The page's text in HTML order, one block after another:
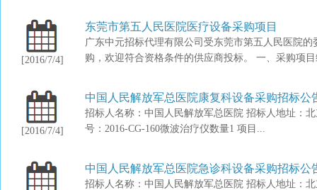
[2016/7/4]
东莞市第五人民医院医疗设备采购项目
广东中元招标代理有限公司受东莞市第五人民医院
购，欢迎符合资格条件的供应商投标。 一、采购项
[2016/7/4]
中国人民解放军总医院康复科设备采购招标公
招标人名称：中国人民解放军总医院 招标人地址：
号：2016-CG-160微波治疗仪数量1 项目...
中国人民解放军总医院急诊科设备采购招标公
招标人名称：中国人民解放军总医院 招标人地址：